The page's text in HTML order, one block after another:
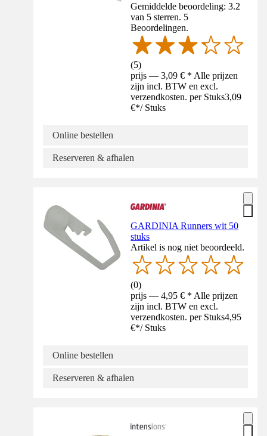
Gemiddelde beoordeling: 3.2
van 5 sterren. 5
Beoordelingen.
(5)
prijs — 3,09 € * Alle prijzen
zijn incl. BTW en excl.
verzendkosten. per Stuks3,09
€*/ Stuks
Online bestellen
Reserveren & afhalen
GARDINIA Runners wit 50
stuks
Artikel is nog niet beoordeeld.
(0)
prijs — 4,95 € * Alle prijzen
zijn incl. BTW en excl.
verzendkosten. per Stuks4,95
€*/ Stuks
Online bestellen
Reserveren & afhalen